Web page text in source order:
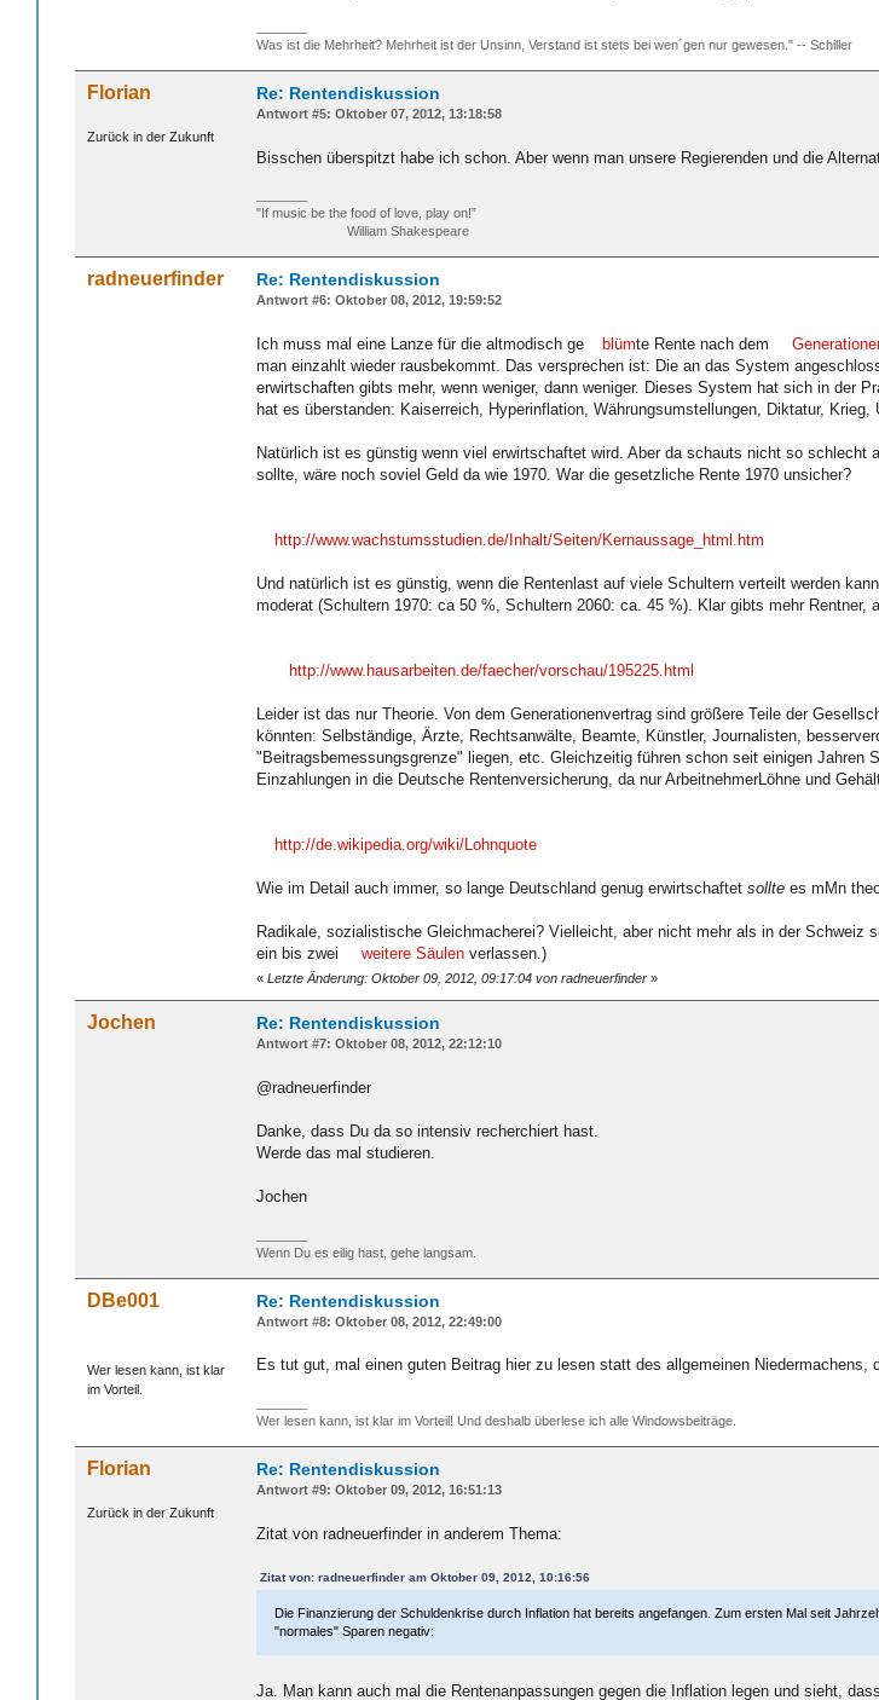
Was ist die Mehrheit? Mehrheit ist der Unsinn, Verstand ist stets bei wen´gen nur gewesen." -- Schiller
Florian
Zurück in der Zukunft
Re: Rentendiskussion
Antwort #5: Oktober 07, 2012, 13:18:58
Bisschen überspitzt habe ich schon. Aber wenn man unsere Regierenden und die
"If music be the food of love, play on!”
William Shakespeare
radneuerfinder Re: Rentendiskussion
Antwort #6: Oktober 08, 2012, 19:59:52
Ich muss mal eine Lanze für die altmodisch ge blümte Rente nach dem
man einzahlt wieder rausbekommt. Das versprechen ist: Die an das System
erwirtschaften gibts mehr, wenn weniger, dann weniger. Dieses System hat sich in der
hat es überstanden: Kaiserreich, Hyperinflation, Währungsumstellungen, Diktatur, Krieg,
Natürlich ist es günstig wenn viel erwirtschaftet wird. Aber da schauts nicht so schlecht
sollte, wäre noch soviel Geld da wie 1970. War die gesetzliche Rente 1970 unsicher?
http://www.wachstumsstudien.de/Inhalt/Seiten/Kernaussage_html.htm
Und natürlich ist es günstig, wenn die Rentenlast auf viele Schultern verteilt werden
moderat (Schultern 1970: ca 50 %, Schultern 2060: ca. 45 %). Klar gibts mehr
http://www.hausarbeiten.de/faecher/vorschau/195225.html
Leider ist das nur Theorie. Von dem Generationenvertrag sind größere Teile der
könnten: Selbständige, Ärzte, Rechtsanwälte, Beamte, Künstler, Journalisten,
"Beitragsbemessungsgrenze" liegen, etc. Gleichzeitig führen schon seit einigen Jahren
Einzahlungen in die Deutsche Rentenversicherung, da nur ArbeitnehmerLöhne und
http://de.wikipedia.org/wiki/Lohnquote
Wie im Detail auch immer, so lange Deutschland genug erwirtschaftet sollte es mMn
Radikale, sozialistische Gleichmacherei? Vielleicht, aber nicht mehr als in der Schweiz
ein bis zwei
weitere Säulen verlassen.)
« Letzte Änderung: Oktober 09, 2012, 09:17:04 von radneuerfinder »
Jochen Re: Rentendiskussion
Antwort #7: Oktober 08, 2012, 22:12:10
@radneuerfinder
Danke, dass Du da so intensiv recherchiert hast.
Werde das mal studieren.
Jochen
Wenn Du es eilig hast, gehe langsam.
DBe001
Wer lesen kann, ist klar
im Vorteil.
Re: Rentendiskussion
Antwort #8: Oktober 08, 2012, 22:49:00
Es tut gut, mal einen guten Beitrag hier zu lesen statt des allgemeinen Niedermachens,
Wer lesen kann, ist klar im Vorteil! Und deshalb überlese ich alle Windowsbeiträge.
Florian
Zurück in der Zukunft
Re: Rentendiskussion
Antwort #9: Oktober 09, 2012, 16:51:13
Zitat von radneuerfinder in anderem Thema:
Zitat von: radneuerfinder am Oktober 09, 2012, 10:16:56
Die Finanzierung der Schuldenkrise durch Inflation hat bereits angefangen. Zum ersten Mal seit
"normales" Sparen negativ:
Ja. Man kann auch mal die Rentenanpassungen gegen die Inflation legen und sieht,